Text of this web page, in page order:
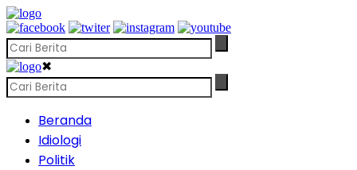
✖
Beranda
Idiologi
Politik